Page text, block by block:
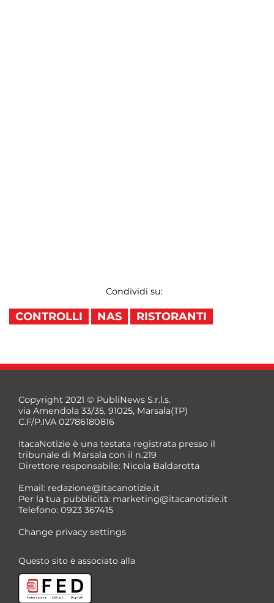
Condividi su:
CONTROLLI NAS RISTORANTI
Copyright 2021 © PubliNews S.r.l.s.
via Amendola 33/35, 91025, Marsala(TP)
C.F/P.IVA 02786180816
ItacaNotizie è una testata registrata presso il
tribunale di Marsala con il n.219
Direttore responsabile: Nicola Baldarotta
Email: redazione@itacanotizie.it
Per la tua pubblicità: marketing@itacanotizie.it
Telefono: 0923 367415
Change privacy settings
Questo sito è associato alla